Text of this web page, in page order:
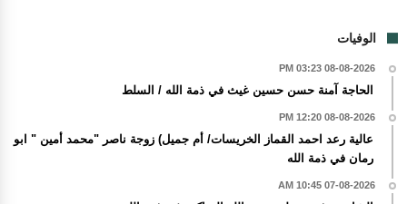
الوفيات
08-08-2026 03:23 PM
الحاجة آمنة حسن حسين غيث في ذمة الله / السلط
08-08-2026 12:20 PM
عالية رعد احمد القماز الخريسات/ أم جميل) زوجة ناصر "محمد أمين " ابو
رمان في ذمة الله
07-08-2026 10:45 AM